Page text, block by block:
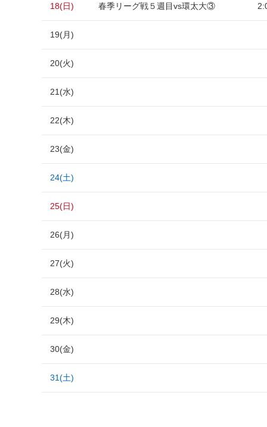
18(日) 春季リーグ戦５週目vs環太大③
19(月)
20(火)
21(水)
22(木)
23(金)
24(土)
25(日)
26(月)
27(火)
28(水)
29(木)
30(金)
31(土)